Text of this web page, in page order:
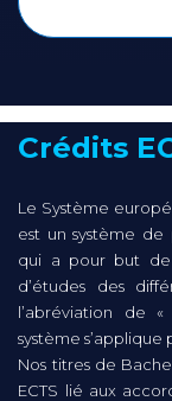
Crédits
Le Système
est un système de
qui a pour but de
d’études des
l’abréviation de
système
Nos titres de
ECTS lié aux